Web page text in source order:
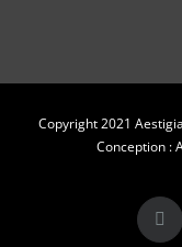
Copyright 2021
Conception :
X